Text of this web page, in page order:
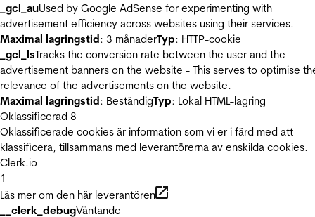
_gcl_auUsed by Google AdSense for experimenting with
advertisement efficiency across websites using their services.
Maximal lagringstid: 3 månaderTyp: HTTP-cookie
_gcl_lsTracks the conversion rate between the user and the
advertisement banners on the website - This serves to optimise
relevance of the advertisements on the website.
Maximal lagringstid: BeständigTyp: Lokal HTML-lagring
Oklassificerad 8
Oklassificerade cookies är information som vi er i färd med att
klassificera, tillsammans med leverantörerna av enskilda cookies.
Clerk.io
1
Läs mer om den här leverantören
__clerk_debugVäntande